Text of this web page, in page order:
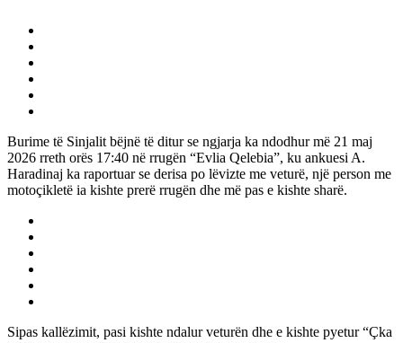
Burime të Sinjalit bëjnë të ditur se ngjarja ka ndodhur më 21 maj
2026 rreth orës 17:40 në rrugën “Evlia Qelebia”, ku ankuesi A.
Haradinaj ka raportuar se derisa po lëvizte me veturë, një person me
motoçikletë ia kishte prerë rrugën dhe më pas e kishte sharë.
Sipas kallëzimit, pasi kishte ndalur veturën dhe e kishte pyetur “Çka